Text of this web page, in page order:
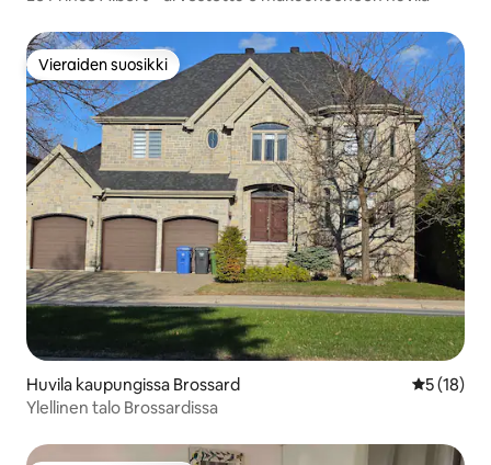
Vieraiden suosikki
Vieraiden suosikki
Huvila kaupungissa Brossard
5 (18)
Ylellinen talo Brossardissa